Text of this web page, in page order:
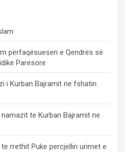
përfaqësuesen e Qendrës së
Parësore
i Kurban Bajramit ne fshatin
te Kurban Bajramit ne
rrethit Puke percjellin urimet e